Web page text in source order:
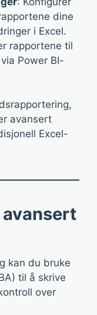
dine
i Excel.
rapportene til
Power BI-
avansert
Excel-
avansert
kan du bruke
til å skrive
over